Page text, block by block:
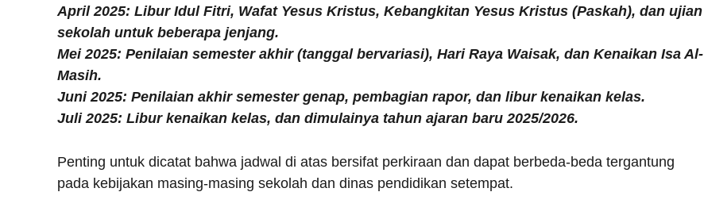
April 2025: Libur Idul Fitri, Wafat Yesus Kristus, Kebangkitan Yesus Kristus (Paskah), dan ujian
sekolah untuk beberapa jenjang.
Mei 2025: Penilaian semester akhir (tanggal bervariasi), Hari Raya Waisak, dan Kenaikan Isa Al-
Masih.
Juni 2025: Penilaian akhir semester genap, pembagian rapor, dan libur kenaikan kelas.
Juli 2025: Libur kenaikan kelas, dan dimulainya tahun ajaran baru 2025/2026.
Penting untuk dicatat bahwa jadwal di atas bersifat perkiraan dan dapat berbeda-beda tergantung
pada kebijakan masing-masing sekolah dan dinas pendidikan setempat.